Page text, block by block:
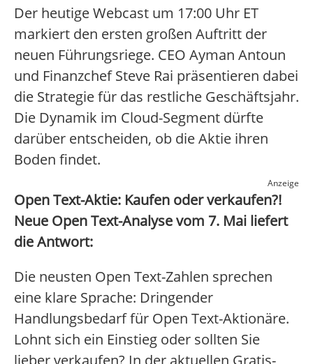
Der heutige Webcast um 17:00 Uhr ET
markiert den ersten großen Auftritt der
neuen Führungsriege. CEO Ayman Antoun
und Finanzchef Steve Rai präsentieren dabei
die Strategie für das restliche Geschäftsjahr.
Die Dynamik im Cloud-Segment dürfte
darüber entscheiden, ob die Aktie ihren
Boden findet.
Anzeige
Open Text-Aktie: Kaufen oder verkaufen?!
Neue Open Text-Analyse vom 7. Mai liefert
die Antwort:
Die neusten Open Text-Zahlen sprechen
eine klare Sprache: Dringender
Handlungsbedarf für Open Text-Aktionäre.
Lohnt sich ein Einstieg oder sollten Sie